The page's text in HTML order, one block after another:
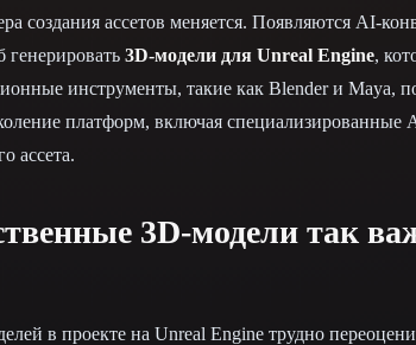
создания ассетов меняется. Появляются AI-
генерировать3D-модели для Unreal Engine,
инструменты, такие как Blender и Maya,
платформ, включая специализированные
ассета.
3D-модели так
в проекте на Unreal Engine трудно